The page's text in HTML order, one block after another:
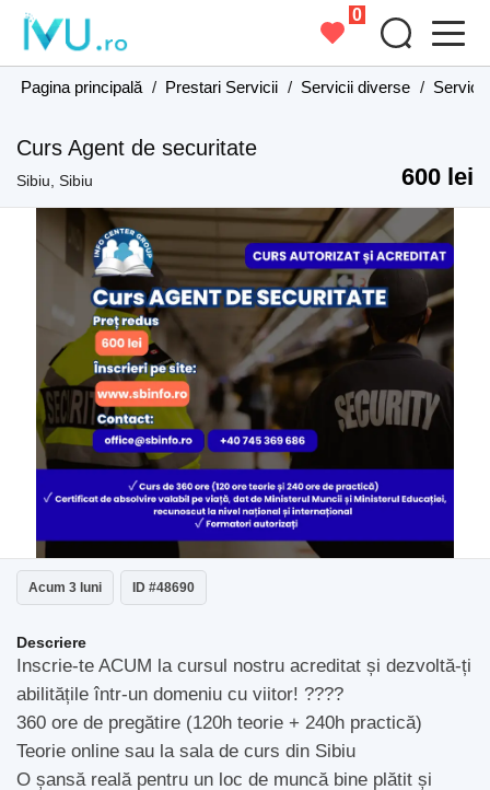
0
Pagina principală / Prestari Servicii / Servicii diverse / Servicii
Curs Agent de securitate
Sibiu, Sibiu 600 lei
Acum 3 luni ID #48690
Descriere
Inscrie-te ACUM la cursul nostru acreditat și dezvoltă-ți
abilitățile într-un domeniu cu viitor! ????
360 ore de pregătire (120h teorie + 240h practică)
Teorie online sau la sala de curs din Sibiu
O șansă reală pentru un loc de muncă bine plătit și